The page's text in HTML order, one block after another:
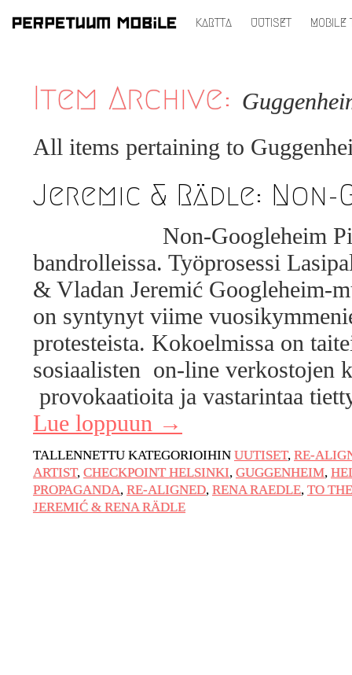
SIIRRY
KARTTA UUTISET MOBILE
Item Archive:
All items pertaining to
Jeremic & Rädle: Non-
Non-Googleheim
bandrolleissa. Työprosessi
& Vladan Jeremić Googleheim-
on syntynyt viime
protesteista. Kokoelmissa on
sosiaalisten on-line verkostojen
provokaatioita ja vastarintaa
Lue loppuun →
TALLENNETTU KATEGORIOIHIN UUTISET, RE-
ARTIST, CHECKPOINT HELSINKI, GUGGENHEIM,
PROPAGANDA, RE-ALIGNED, RENA RAEDLE, TO
JEREMIĆ & RENA RÄDLE